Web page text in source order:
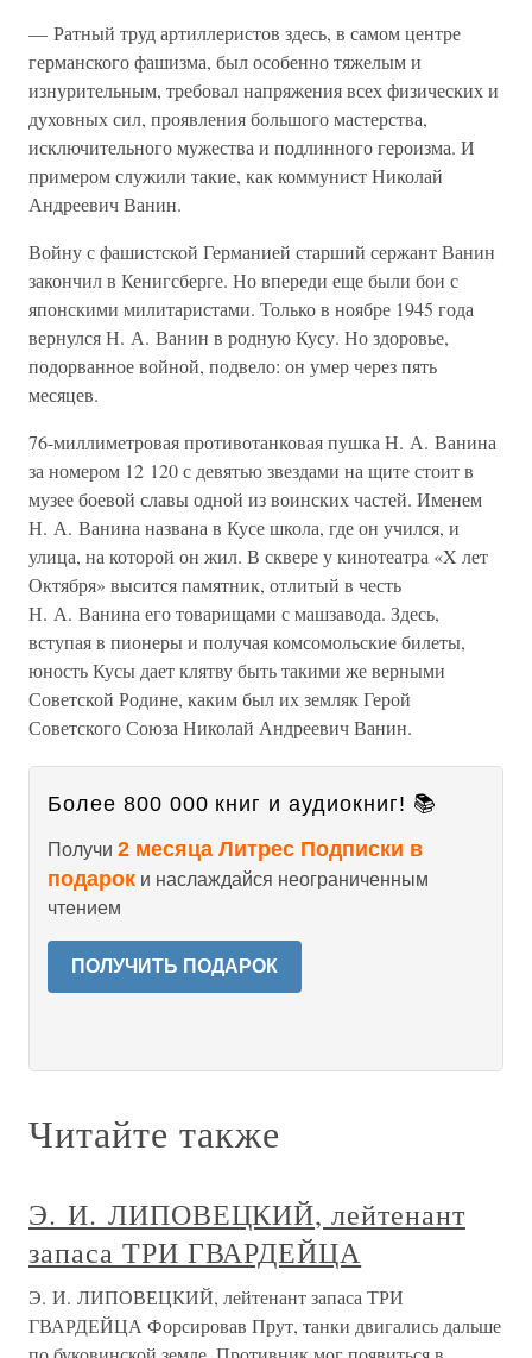
— Ратный труд артиллеристов здесь, в самом центре
германского фашизма, был особенно тяжелым и
изнурительным, требовал напряжения всех физических и
духовных сил, проявления большого мастерства,
исключительного мужества и подлинного героизма. И
примером служили такие, как коммунист Николай
Андреевич Ванин.
Войну с фашистской Германией старший сержант Ванин
закончил в Кенигсберге. Но впереди еще были бои с
японскими милитаристами. Только в ноябре 1945 года
вернулся Н. А. Ванин в родную Кусу. Но здоровье,
подорванное войной, подвело: он умер через пять
месяцев.
76-миллиметровая противотанковая пушка Н. А. Ванина
за номером 12 120 с девятью звездами на щите стоит в
музее боевой славы одной из воинских частей. Именем
Н. А. Ванина названа в Кусе школа, где он учился, и
улица, на которой он жил. В сквере у кинотеатра «X лет
Октября» высится памятник, отлитый в честь
Н. А. Ванина его товарищами с машзавода. Здесь,
вступая в пионеры и получая комсомольские билеты,
юность Кусы дает клятву быть такими же верными
Советской Родине, каким был их земляк Герой
Советского Союза Николай Андреевич Ванин.
Более 800 000 книг и аудиокниг! 📚
Получи 2 месяца Литрес Подписки в
подарок и наслаждайся неограниченным
чтением
ПОЛУЧИТЬ ПОДАРОК
Читайте также
Э. И. ЛИПОВЕЦКИЙ, лейтенант
запаса ТРИ ГВАРДЕЙЦА
Э. И. ЛИПОВЕЦКИЙ, лейтенант запаса ТРИ
ГВАРДЕЙЦА Форсировав Прут, танки двигались дальше